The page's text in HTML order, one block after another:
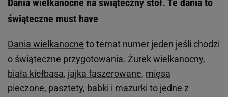
Dania wielkanocne na świąteczny stół. Te dania to
świąteczne must have
Dania wielkanocne to temat numer jeden jeśli chodzi
o świąteczne przygotowania. Żurek wielkanocny,
biała kiełbasa, jajka faszerowane, mięsa
pieczone, pasztety, babki i mazurki to jedne z